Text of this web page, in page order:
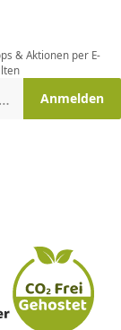
& Aktionen per E-
E-Mail-Adresse Anmelden